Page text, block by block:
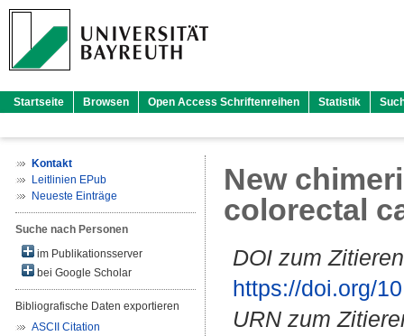
Startseite Browsen Open Access Schriftenreihen Statistik
Kontakt
Leitlinien EPub
Neueste Einträge
Suche nach Personen
im Publikationsserver
bei Google Scholar
Bibliografische Daten exportieren
ASCII Citation
New
colorectal
DOI zum
https://doi.org/
URN zum